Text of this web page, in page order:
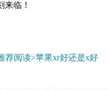
来临！
荐阅读>苹果xr好还是x好